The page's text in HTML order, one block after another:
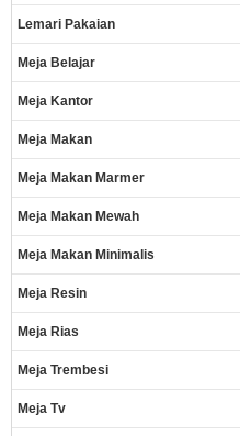
Lemari Pakaian
Meja Belajar
Meja Kantor
Meja Makan
Meja Makan Marmer
Meja Makan Mewah
Meja Makan Minimalis
Meja Resin
Meja Rias
Meja Trembesi
Meja Tv